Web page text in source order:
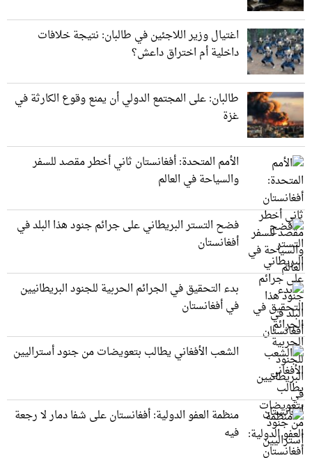
اغتيال وزير اللاجئين في طالبان: نتيجة خلافات
داخلية أم اختراق داعش؟
طالبان: على المجتمع الدولي أن يمنع وقوع الكارثة في
غزة
الأمم المتحدة: أفغانستان ثاني أخطر مقصد للسفر
والسياحة في العالم
فضح التستر البريطاني على جرائم جنود هذا البلد في
أفغانستان
بدء التحقيق في الجرائم الحربیة للجنود البريطانيین
في أفغانستان
الشعب الأفغاني يطالب بتعويضات من جنود أستراليين
منظمة العفو الدولية: أفغانستان على شفا دمار لا رجعة
فيه